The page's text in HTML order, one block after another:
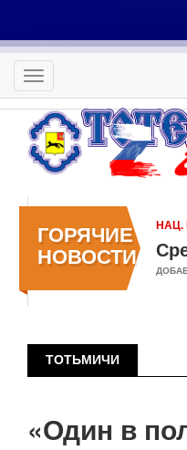
основному
содержанию
Меню
учётной
записи
Toggle
navigation
ГОРЯЧИЕ
НОВОСТИ
НАЦ.
ТОТЬМИЧИ
«Один в
страниц